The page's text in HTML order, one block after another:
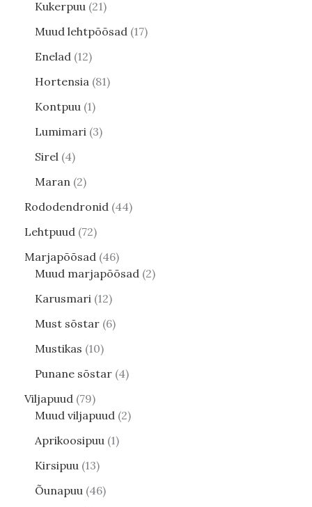
Kukerpuu 21
Muud lehtpõõsad 17
Enelad 12
Hortensia 81
Kontpuu 1
Lumimari 3
Sirel 4
Maran 2
Rododendronid 44
Lehtpuud 72
Marjapõõsad 46
Muud marjapõõsad 2
Karusmari 12
Must sõstar 6
Mustikas 10
Punane sõstar 4
Viljapuud 79
Muud viljapuud 2
Aprikoosipuu 1
Kirsipuu 13
Õunapuu 46